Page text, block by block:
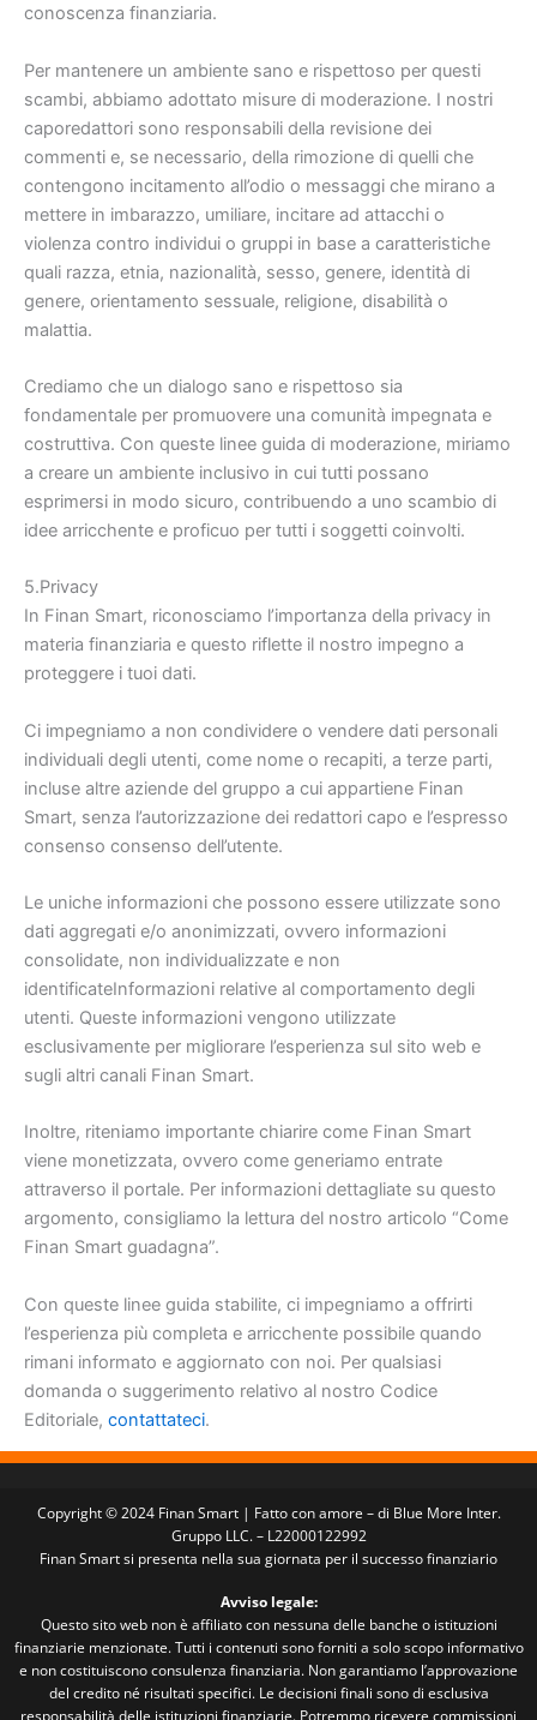
conoscenza finanziaria.
Per mantenere un ambiente sano e rispettoso per questi
scambi, abbiamo adottato misure di moderazione. I nostri
caporedattori sono responsabili della revisione dei
commenti e, se necessario, della rimozione di quelli che
contengono incitamento all’odio o messaggi che mirano a
mettere in imbarazzo, umiliare, incitare ad attacchi o
violenza contro individui o gruppi in base a caratteristiche
quali razza, etnia, nazionalità, sesso, genere, identità di
genere, orientamento sessuale, religione, disabilità o
malattia.
Crediamo che un dialogo sano e rispettoso sia
fondamentale per promuovere una comunità impegnata e
costruttiva. Con queste linee guida di moderazione, miriamo
a creare un ambiente inclusivo in cui tutti possano
esprimersi in modo sicuro, contribuendo a uno scambio di
idee arricchente e proficuo per tutti i soggetti coinvolti.
5.Privacy
In Finan Smart, riconosciamo l’importanza della privacy in
materia finanziaria e questo riflette il nostro impegno a
proteggere i tuoi dati.
Ci impegniamo a non condividere o vendere dati personali
individuali degli utenti, come nome o recapiti, a terze parti,
incluse altre aziende del gruppo a cui appartiene Finan
Smart, senza l’autorizzazione dei redattori capo e l’espresso
consenso consenso dell’utente.
Le uniche informazioni che possono essere utilizzate sono
dati aggregati e/o anonimizzati, ovvero informazioni
consolidate, non individualizzate e non
identificateInformazioni relative al comportamento degli
utenti. Queste informazioni vengono utilizzate
esclusivamente per migliorare l’esperienza sul sito web e
sugli altri canali Finan Smart.
Inoltre, riteniamo importante chiarire come Finan Smart
viene monetizzata, ovvero come generiamo entrate
attraverso il portale. Per informazioni dettagliate su questo
argomento, consigliamo la lettura del nostro articolo “Come
Finan Smart guadagna”.
Con queste linee guida stabilite, ci impegniamo a offrirti
l’esperienza più completa e arricchente possibile quando
rimani informato e aggiornato con noi. Per qualsiasi
domanda o suggerimento relativo al nostro Codice
Editoriale, contattateci.
Copyright © 2024 Finan Smart | Fatto con amore – di Blue More Inter.
Gruppo LLC. – L22000122992
Finan Smart si presenta nella sua giornata per il successo finanziario
Avviso legale:
Questo sito web non è affiliato con nessuna delle banche o istituzioni
finanziarie menzionate. Tutti i contenuti sono forniti a solo scopo informativo
e non costituiscono consulenza finanziaria. Non garantiamo l’approvazione
del credito né risultati specifici. Le decisioni finali sono di esclusiva
responsabilità delle istituzioni finanziarie. Potremmo ricevere commissioni